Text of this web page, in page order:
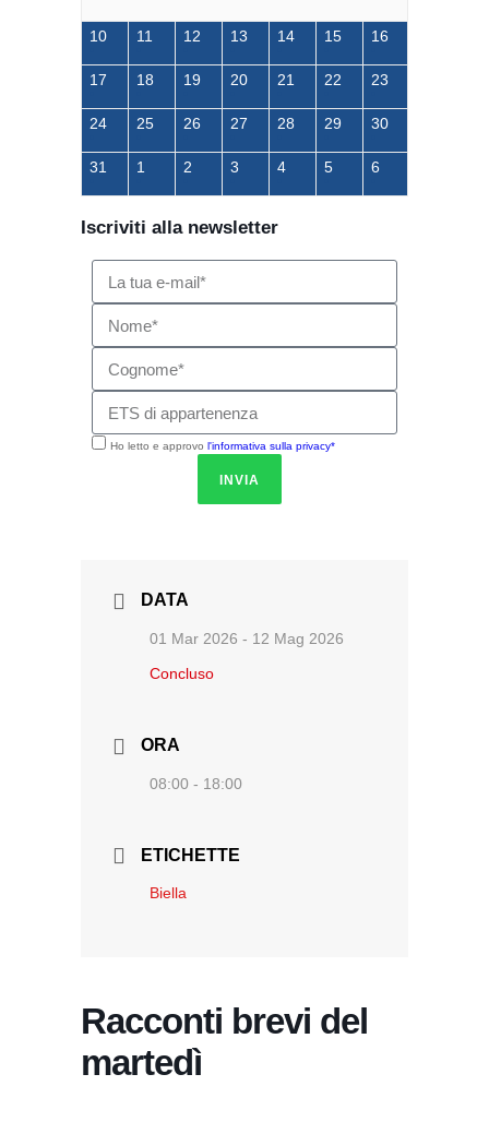
10 11 12 13 14 15 16
17 18 19 20 21 22 23
24 25 26 27 28 29 30
31 1 2 3 4 5 6
Iscriviti alla newsletter
Ho letto e approvo l'informativa sulla privacy*
INVIA
DATA
01 Mar 2026 - 12 Mag 2026
Concluso
ORA
08:00 - 18:00
ETICHETTE
Biella
Racconti brevi del
martedì